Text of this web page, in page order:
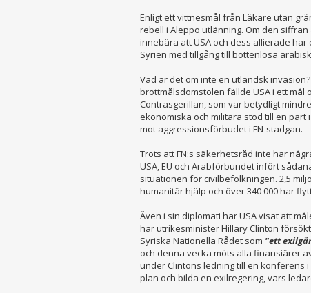
Enligt ett vittnesmål från Läkare utan
rebell i Aleppo utlänning. Om den
innebära att USA och dess allierade har
Syrien med tillgång till bottenlösa
Vad är det om inte en utländsk
brottmålsdomstolen fällde USA i ett mål
Contrasgerillan, som var betydligt
ekonomiska och militära stöd till en
mot aggressionsförbudet i FN-stadgan.
Trots att FN:s säkerhetsråd inte har
USA, EU och Arabförbundet infört
situationen för civilbefolkningen. 2,5
humanitär hjälp och över 340 000 har
Även i sin diplomati har USA visat att
har utrikesminister Hillary Clinton
Syriska Nationella Rådet som "ett
och denna vecka möts alla finansiärer
under Clintons ledning till en konferens
plan och bilda en exilregering, vars